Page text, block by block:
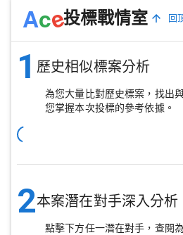
Ace投標戰情室 回
1 歷史相似標案分析
為您大量比對歷史標案，找出
您掌握本次投標的參考依據。
2本案潛在對手深入分析
點擊下方任一潛在對手，查閱